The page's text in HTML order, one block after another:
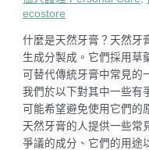
ecostore
什麼是天然牙膏？天然牙
生成分製成。它們採用草
可替代傳統牙膏中常見的
我們於以下對其中一些有
可能希望避免使用它們的
天然牙膏的人提供一些
爭議的成分、它們的用途